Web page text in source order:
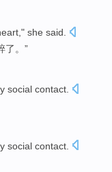
," she said.
了。”
social contact
social contact